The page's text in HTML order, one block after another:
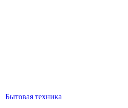
Бытовая техника